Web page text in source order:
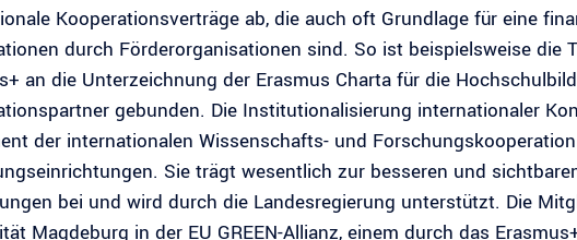
Kooperationsverträge ab, die auch oft Grundlage für eine
durch Förderorganisationen sind. So ist beispielsweise die
an die Unterzeichnung der Erasmus Charta für die
gebunden. Die Institutionalisierung internationaler
der internationalen Wissenschafts- und
Sie trägt wesentlich zur besseren und
bei und wird durch die Landesregierung unterstützt. Die
Magdeburg in der EU GREEN-Allianz, einem durch das